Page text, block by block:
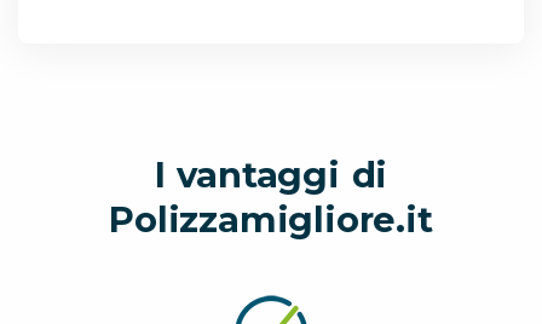
I vantaggi di
Polizzamigliore.it